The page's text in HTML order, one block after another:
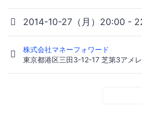
2014-10-27（月）20:00 -
株式会社マネーフォワード
東京都港区三田3-12-17 芝第3アメ